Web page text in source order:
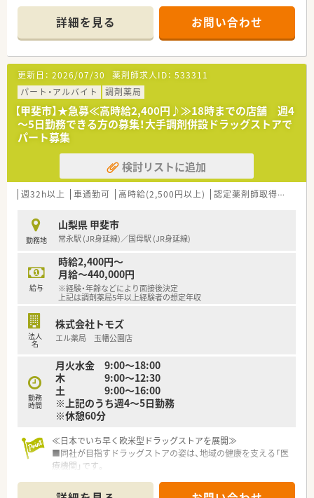
＊------------------------------------------＊
【店舗情報と応需状況について】
■国母駅から車で5分ほどの場所に位置し、内科や小児科に加え
て整形外科などの複数科目をバランスよく応需している薬局で
す。
■地域に根ざした医療機関との連携を大切にしており、整形外科
の処方も多いため湿布薬や消炎鎮痛剤の知識も深く習得できま
す。
■薬剤師は常勤2名に加えてパートスタッフも多く在籍してお
り、常時4名体制を敷くことで一人ひとりの負担を軽減していま
す。
【募集背景と求める人物像について】
■山梨県内で着実に店舗数を増やしている成長企業であり、組織
の体制強化と将来のリーダー候補育成を見据えて増員募集しま
■処方箋枚数に対して余裕のある人員配置を心がけているため、
周囲と円滑に連携しながら丁寧に患者様と向き合える方を求め
ます。
■調剤未経験やブランクのある方も人物重視で採用しており、新
しい知識を意欲的に吸収しようとする前向きな姿勢を高く評価
します。
■山梨と長野を中心に30店舗以上を展開しており、年間で数店
舗の新規出店を継続している非常に勢いのある安定した企業で
す。
務のみならず多角的な事業展開で地域社会の豊かな暮らしを支
えます。
■一人ひとりに合わせたキャリアプランが用意されており、若手
からベテランまで責任のある仕事を任せてもらえる社風が魅力
です。
詳細を見る お問い合わせ
更新日： 2026/07/30 薬剤師求人ID： 533311
パート・アルバイト
調剤薬局
【甲斐市】★急募≪高時給2,400円♪≫18時までの店舗 週4
～5日勤務できる方の募集！大手調剤併設ドラッグストアで
パート募集
検討リストに追加
週32h以上 車通勤可 高時給(2,500円以上) 認定薬剤師取得支援あり
勤務地
山梨県 甲斐市
常永駅 (JR身延線)／国母駅 (JR身延線)
給与
時給2,400円～
月給～440,000円
※経験・年齢などにより面接後決定
上記は調剤薬局5年以上経験者の想定年収
法人
名
株式会社トモズ
エル薬局 玉幡公園店
勤務
時間
月火水金 9:00～18:00
木 9:00～12:30
土 9:00～16:00
※上記のうち週4～5日勤務
※休憩60分
≪日本でいち早く欧米型ドラッグストアを展開≫
■同社が目指すドラッグストアの姿は、地域の健康を支える「医
療機関」です。
ション」を推進しています。